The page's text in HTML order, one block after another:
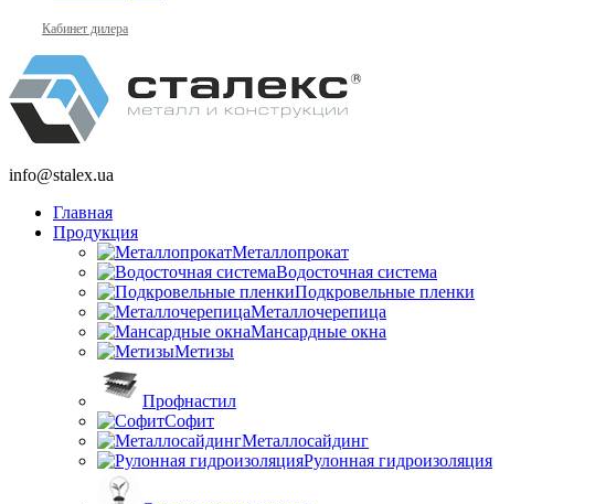
Кабинет дилера
info@stalex.ua
Главная
Продукция
Металлопрокат
Водосточная система
Подкровельные пленки
Металлочерепица
Мансардные окна
Метизы
Профнастил
Софит
Металлосайдинг
Рулонная гидроизоляция